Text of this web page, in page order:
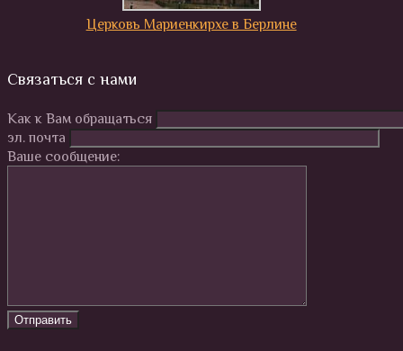
Церковь Мариенкирхе в Берлине
Связаться с нами
Как к Вам обращаться
эл. почта
Ваше сообщение: